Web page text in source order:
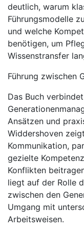
deutlich, warum
Führungsmodelle
und welche
benötigen, um
Wissenstransfer
Führung zwischen
Das Buch
Ansätzen und
Widdershoven
Kommunikation,
gezielte
Konflikten
liegt auf der Rolle
zwischen den
Umgang mit
Arbeitsweisen.